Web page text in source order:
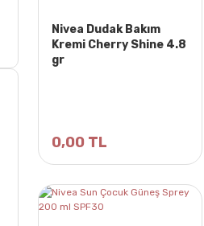
Nivea Dudak Bakım
Kremi Cherry Shine 4.8
gr
0,00 TL